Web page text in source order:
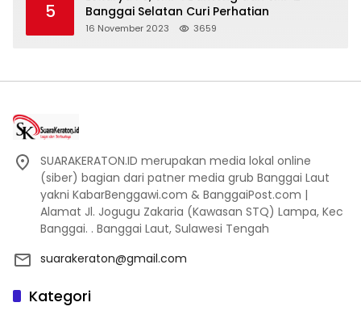
5
Banggai Selatan Curi Perhatian
16 November 2023 3659
SUARAKERATON.ID merupakan media lokal online
(siber) bagian dari patner media grub Banggai Laut
yakni KabarBenggawi.com & BanggaiPost.com |
Alamat Jl. Jogugu Zakaria (Kawasan STQ) Lampa, Kec
Banggai. . Banggai Laut, Sulawesi Tengah
suarakeraton@gmail.com
Kategori